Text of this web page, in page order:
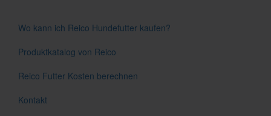
Wo kann ich Reico Hundefutter kaufen?
Produktkatalog von Reico
Reico Futter Kosten berechnen
Kontakt